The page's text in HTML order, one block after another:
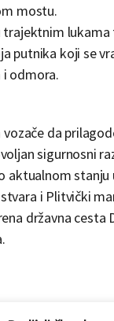
mostu.
trajektnim
putnika koji se
i odmora.
vozače da
sigurnosni
aktualnom stanju
i Plitvički
državna cesta